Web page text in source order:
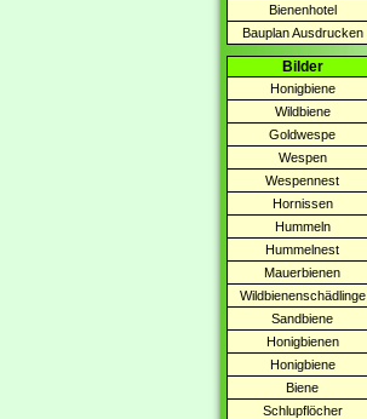
Bienenhotel
Bauplan Ausdrucken
Bilder
Honigbiene
Wildbiene
Goldwespe
Wespen
Wespennest
Hornissen
Hummeln
Hummelnest
Mauerbienen
Wildbienenschädlinge
Sandbiene
Honigbienen
Honigbiene
Biene
Schlupflöcher